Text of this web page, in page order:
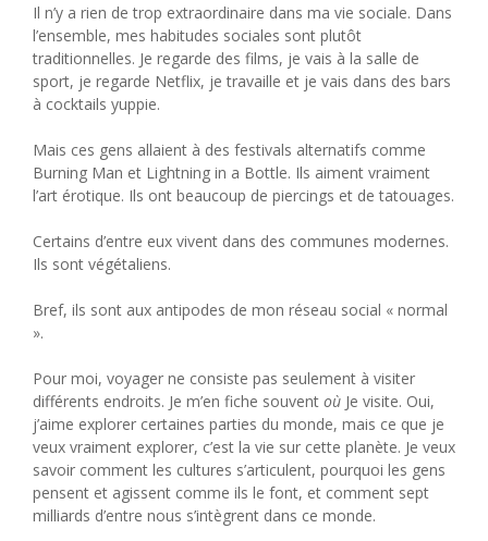
Il n’y a rien de trop extraordinaire dans ma vie sociale. Dans
l’ensemble, mes habitudes sociales sont plutôt
traditionnelles. Je regarde des films, je vais à la salle de
sport, je regarde Netflix, je travaille et je vais dans des bars
à cocktails yuppie.
Mais ces gens allaient à des festivals alternatifs comme
Burning Man et Lightning in a Bottle. Ils aiment vraiment
l’art érotique. Ils ont beaucoup de piercings et de tatouages.
Certains d’entre eux vivent dans des communes modernes.
Ils sont végétaliens.
Bref, ils sont aux antipodes de mon réseau social « normal
».
Pour moi, voyager ne consiste pas seulement à visiter
différents endroits. Je m’en fiche souvent où Je visite. Oui,
j’aime explorer certaines parties du monde, mais ce que je
veux vraiment explorer, c’est la vie sur cette planète. Je veux
savoir comment les cultures s’articulent, pourquoi les gens
pensent et agissent comme ils le font, et comment sept
milliards d’entre nous s’intègrent dans ce monde.